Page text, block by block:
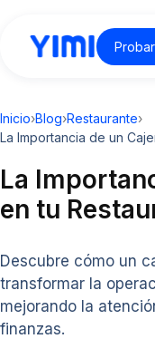
Inicio›Blog›Restaurante›
La Importancia de un
La
en tu
Descubre cómo un
transformar la
mejorando la
finanzas.